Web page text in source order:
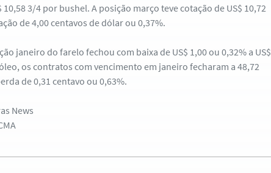
10,58 3/4 por bushel. A posição março teve cotação de US$ 10,72
de 4,00 centavos de dólar ou 0,37%.
janeiro do farelo fechou com baixa de US$ 1,00 ou 0,32% a US$
os contratos com vencimento em janeiro fecharam a 48,72
de 0,31 centavo ou 0,63%.
News